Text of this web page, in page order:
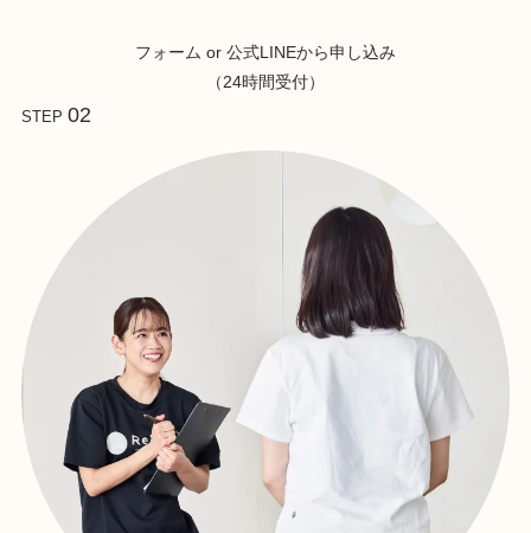
フォーム or 公式LINEから申し込み
（24時間受付）
STEP 02